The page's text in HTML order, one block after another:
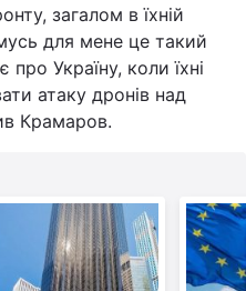
загалом в їхній
для мене це такий
Україну, коли їхні
атаку дронів над
Крамаров.